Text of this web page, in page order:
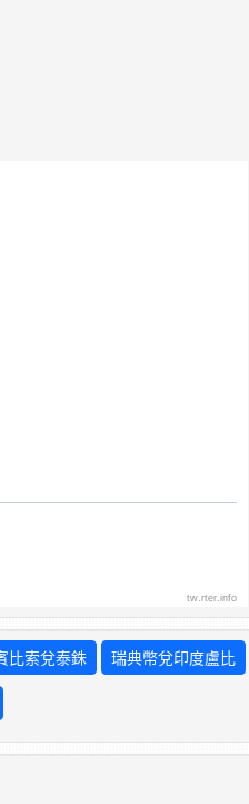
tw.rter.info
比索兌泰銖 瑞典幣兌印度盧比